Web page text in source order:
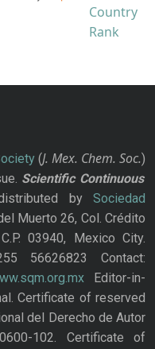
(J. Mex. Chem. Soc.)
Scientific Continuous
bySociedad
Muerto 26, Col. Crédito
03940, Mexico City.
56626823 Contact:
Editor-in-
Certificate of reserved
del Derecho de Autor
102. Certificate of